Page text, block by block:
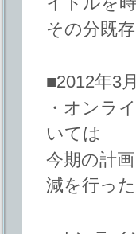
その分既
■2012年3
・オンラ
いては
今期の計
減を行っ